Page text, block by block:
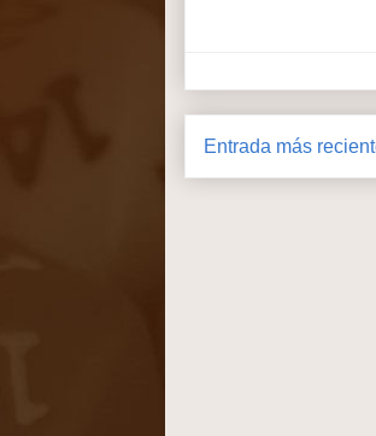
Entrada más